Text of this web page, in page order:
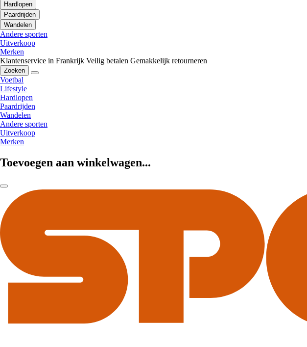
Hardlopen
Paardrijden
Wandelen
Andere sporten
Uitverkoop
Merken
Klantenservice in Frankrijk Veilig betalen Gemakkelijk retourneren
Zoeken
Voetbal
Lifestyle
Hardlopen
Paardrijden
Wandelen
Andere sporten
Uitverkoop
Merken
Toevoegen aan winkelwagen...